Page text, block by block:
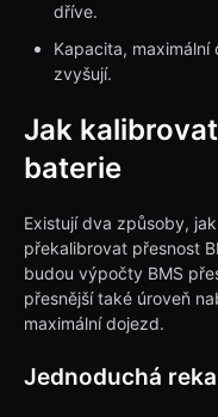
dříve.
Kapacita, maximální
zvyšují.
Jak
baterie
Existují dva způsoby,
překalibrovat přesnost
budou výpočty BMS
přesnější také úroveň
maximální dojezd.
Jednoduchá